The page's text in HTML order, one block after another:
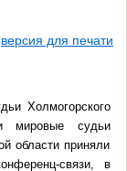
версия для печати
Холмогорского
мировые судьи
области приняли
связи, в